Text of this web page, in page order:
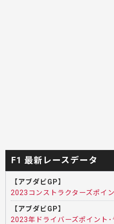
F1 最新レースデータ
【アブダビGP】
2023コンストラクターズポイ
【アブダビGP】
2023年ドライバーズポイント･